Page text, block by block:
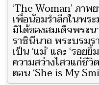
‘The Woman’ ภา
เพื่อน้อมรำลึกในพร
มิได้ของสมเด็จพระ
ราชินีนาถ พระบรม
เป็น ‘แม่’ และ ‘รอย
ความสว่างไสวแก่ชี
ตอน ‘She is My